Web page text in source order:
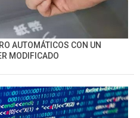
AUTOMÁTICOS CON UN
MODIFICADO